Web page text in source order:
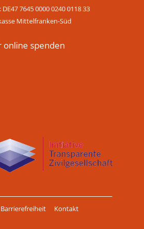
DE47 7645 0000 0240 0118 33
Mittelfranken-Süd
online spenden
Kontakt